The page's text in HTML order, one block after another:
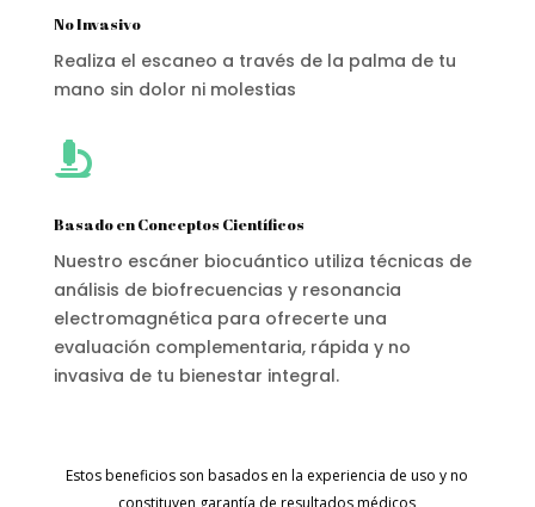
No Invasivo
Realiza el escaneo a través de la palma de tu
mano sin dolor ni molestias

Basado en Conceptos Científicos
Nuestro escáner biocuántico utiliza técnicas de
análisis de biofrecuencias y resonancia
electromagnética para ofrecerte una
evaluación complementaria, rápida y no
invasiva de tu bienestar integral.
Estos beneficios son basados en la experiencia de uso y no
constituyen garantía de resultados médicos